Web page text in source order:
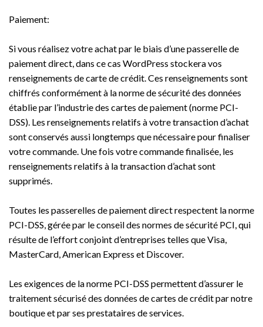
Paiement:
Si vous réalisez votre achat par le biais d’une passerelle de
paiement direct, dans ce cas WordPress stockera vos
renseignements de carte de crédit. Ces renseignements sont
chiffrés conformément à la norme de sécurité des données
établie par l’industrie des cartes de paiement (norme PCI-
DSS). Les renseignements relatifs à votre transaction d’achat
sont conservés aussi longtemps que nécessaire pour finaliser
votre commande. Une fois votre commande finalisée, les
renseignements relatifs à la transaction d’achat sont
supprimés.
Toutes les passerelles de paiement direct respectent la norme
PCI-DSS, gérée par le conseil des normes de sécurité PCI, qui
résulte de l’effort conjoint d’entreprises telles que Visa,
MasterCard, American Express et Discover.
Les exigences de la norme PCI-DSS permettent d’assurer le
traitement sécurisé des données de cartes de crédit par notre
boutique et par ses prestataires de services.